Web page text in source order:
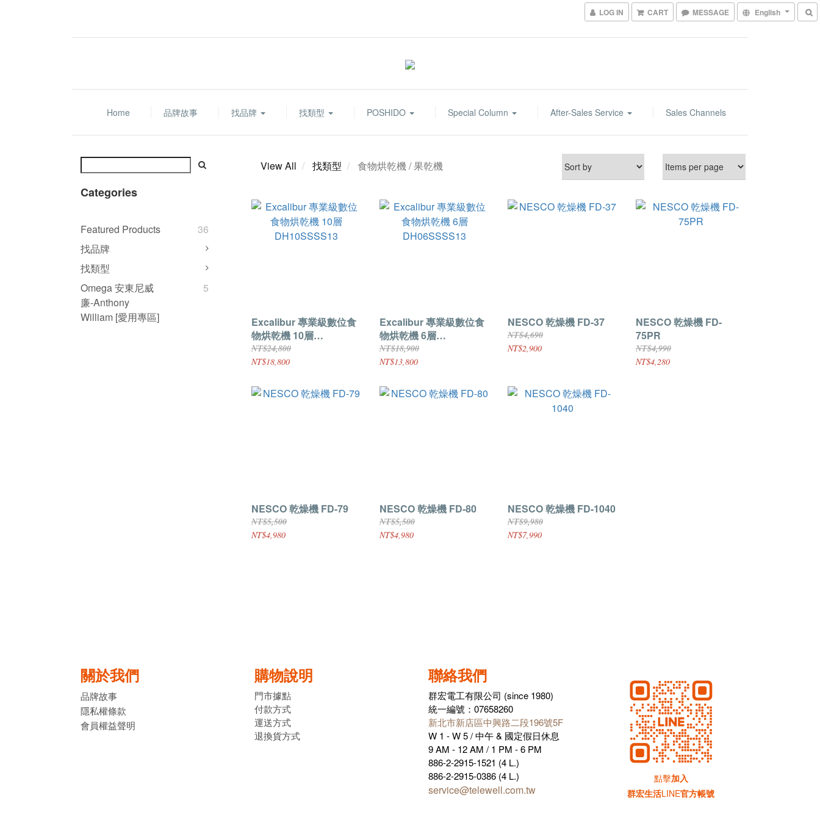
LOG IN CART MESSAGE English
Home 品牌故事 找品牌 找類型 POSHIDO Special Column After-Sales Service Sales Channels
Categories
Featured Products
36
找品牌
找類型
Omega 安東尼威
廉-Anthony
William [愛用專區]
5
View All 找類型 食物烘乾機 / 果乾機
Excalibur 專業級數位食
物烘乾機 10層
DH10SSSS13
NT$24,800
NT$18,800
Excalibur 專業級數位食
物烘乾機 6層
DH06SSSS13
NT$18,900
NT$13,800
NESCO 乾燥機 FD-37
NT$4,690
NT$2,900
NESCO 乾燥機 FD-
75PR
NT$4,990
NT$4,280
NESCO 乾燥機 FD-79
NT$5,500
NT$4,980
NESCO 乾燥機 FD-80
NT$5,500
NT$4,980
NESCO 乾燥機 FD-1040
NT$9,980
NT$7,990
關於我們
品牌故事
隱私權條款
會員權益聲明
購物說明
門市據點
付款方式
運送方式
退換貨方式
聯絡我們
群宏電工有限公司 (since 1980)
統一編號：07658260
新北市新店區中興路二段196號5F
W 1 - W 5 / 中午 & 國定假日休息
9 AM - 12 AM / 1 PM - 6 PM
886-2-2915-1521 (4 L.)
886-2-2915-0386 (4 L.)
service@telewell.com.tw
點擊加入
群宏生活LINE官方帳號